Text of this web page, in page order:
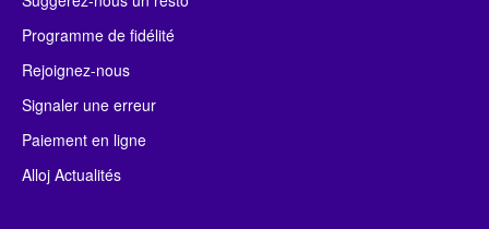
Programme de fidélité
Rejoignez-nous
Signaler une erreur
Paiement en ligne
Alloj Actualités